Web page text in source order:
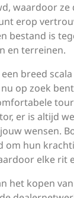
waardoor ze
erop
bestand is
en terreinen.
breed
op zoek
er is altijd
wensen.
om hun
elke rit
het kopen